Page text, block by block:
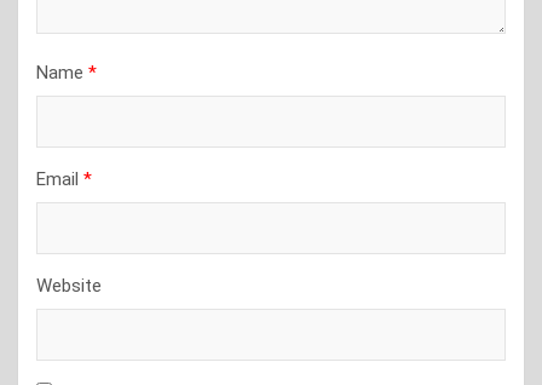
Name *
Email *
Website